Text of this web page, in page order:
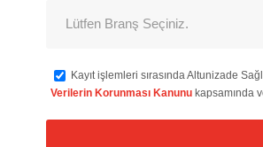
Kayıt işlemleri sırasında Altunizade
Verilerin Korunması Kanunu kapsamında